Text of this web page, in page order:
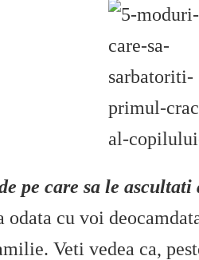
pe care sa le
cu voi
Veti vedea ca,